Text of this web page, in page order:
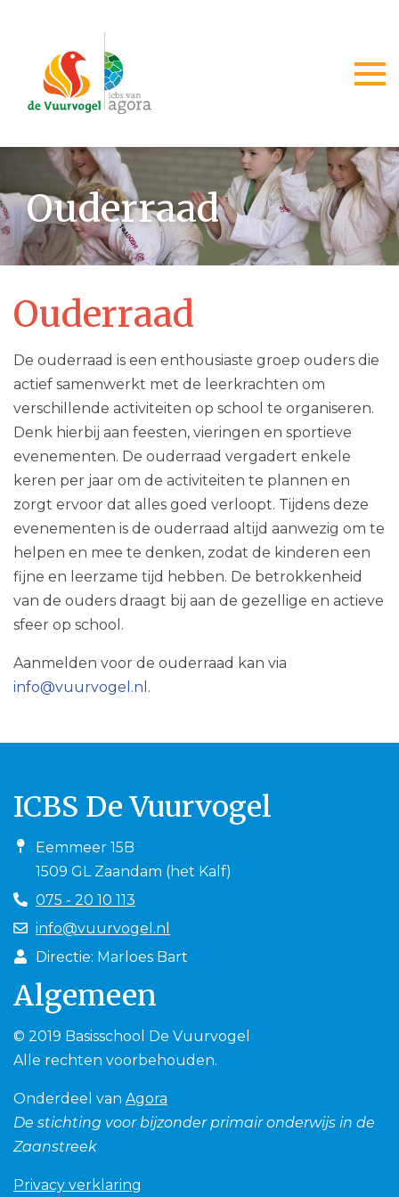
Ouderraad
Ouderraad​
De ouderraad is een enthousiaste groep ouders die
actief samenwerkt met de leerkrachten om
verschillende activiteiten op school te organiseren.
Denk hierbij aan feesten, vieringen en sportieve
evenementen. De ouderraad vergadert enkele
keren per jaar om de activiteiten te plannen en
zorgt ervoor dat alles goed verloopt. Tijdens deze
evenementen is de ouderraad altijd aanwezig om te
helpen en mee te denken, zodat de kinderen een
fijne en leerzame tijd hebben. De betrokkenheid
van de ouders draagt bij aan de gezellige en actieve
sfeer op school.
Aanmelden voor de ouderraad kan via
info@vuurvogel.nl .
ICBS De Vuurvogel
Eemmeer 15B
1509 GL Zaandam (het Kalf)
075 - 20 10 113
info@vuurvogel.nl
Directie: Marloes Bart
Algemeen
© 2019 Basisschool De Vuurvogel
Alle rechten voorbehouden.
Onderdeel van Agora
De stichting voor bijzonder primair onderwijs in de
Zaanstreek
Privacy verklaring